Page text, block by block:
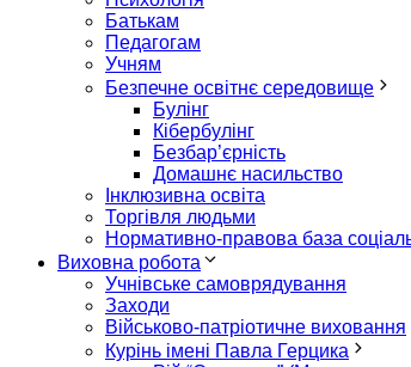
Батькам
Педагогам
Учням
Безпечне освітнє середовище
Булінг
Кібербулінг
Безбар’єрність
Домашнє насильство
Інклюзивна освіта
Торгівля людьми
Нормативно-правова база
Виховна робота
Учнівське самоврядування
Заходи
Військово-патріотичне виховання
Курінь імені Павла Герцика